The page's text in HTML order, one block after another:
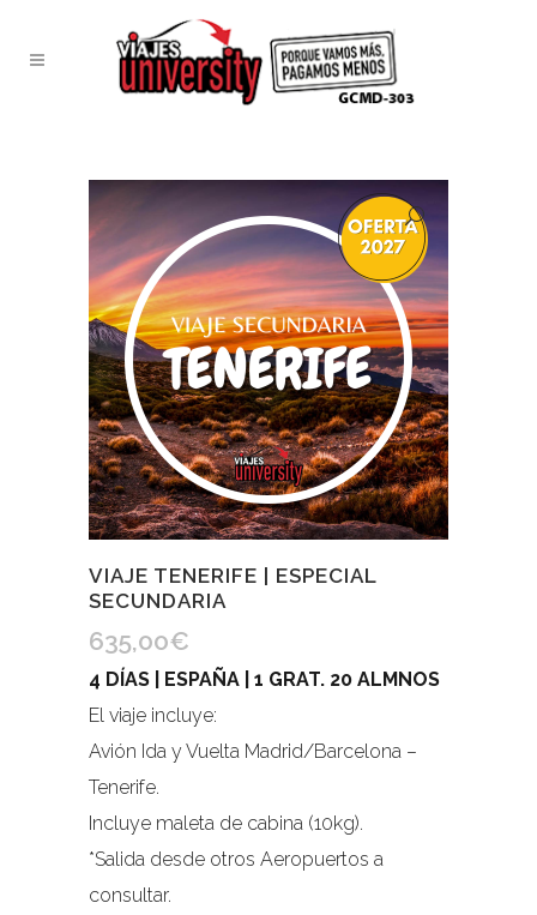
VIAJE TENERIFE | ESPECIAL
SECUNDARIA
635,00€
4 DÍAS | ESPAÑA | 1 GRAT. 20 ALMNOS
El viaje incluye:
Avión Ida y Vuelta Madrid/Barcelona –
Tenerife.
Incluye maleta de cabina (10kg).
*Salida desde otros Aeropuertos a
consultar.